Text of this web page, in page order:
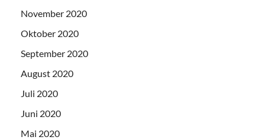
November 2020
Oktober 2020
September 2020
August 2020
Juli 2020
Juni 2020
Mai 2020